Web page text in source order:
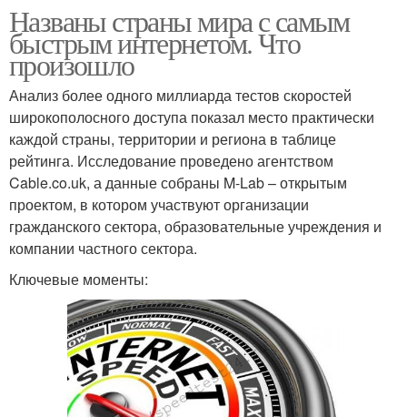
Названы страны мира с самым
быстрым интернетом. Что
произошло
Анализ более одного миллиарда тестов скоростей
широкополосного доступа показал место практически
каждой страны, территории и региона в таблице
рейтинга. Исследование проведено агентством
Cable.co.uk, а данные собраны M-Lab – открытым
проектом, в котором участвуют организации
гражданского сектора, образовательные учреждения и
компании частного сектора.
Ключевые моменты: